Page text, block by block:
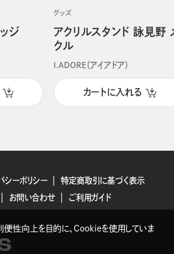
ジ
グッズ
アクリルスタンド 詠見野
クル
I.ADORE（アイアドア）
カートに入れる
シーポリシー
特定商取引に基づく表示
お問い合わせ ご利用ガイド
便性向上を目的に、Cookieを使用していま